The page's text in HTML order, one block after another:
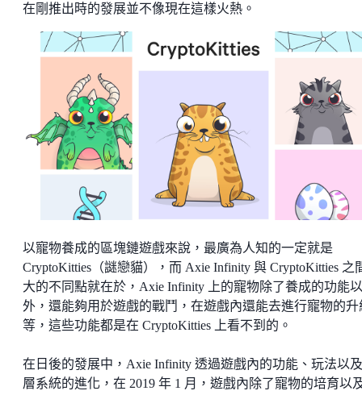
在剛推出時的發展並不像現在這樣火熱。
以寵物養成的區塊鏈遊戲來說，最廣為人知的一定就是
CryptoKitties（謎戀貓），而 Axie Infinity 與 CryptoKitties 之
大的不同點就在於，Axie Infinity 上的寵物除了養成的功能以
外，還能夠用於遊戲的戰鬥，在遊戲內還能去進行寵物的升
等，這些功能都是在 CryptoKitties 上看不到的。
在日後的發展中，Axie Infinity 透過遊戲內的功能、玩法以
層系統的進化，在 2019 年 1 月，遊戲內除了寵物的培育以